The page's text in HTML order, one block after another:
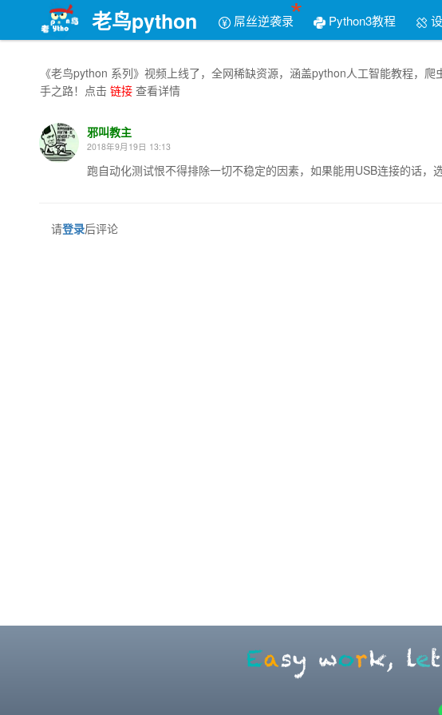
老鸟python 屌丝逆袭录 Python3教程
《老鸟python 系列》视频上线了，全网稀缺资源，涵盖python人工智能教程，
手之路！点击 链接 查看详情
邪叫教主
2018年9月19日 13:13
跑自动化测试恨不得排除一切不稳定的因素，如果能用USB连接的话
请登录后评论